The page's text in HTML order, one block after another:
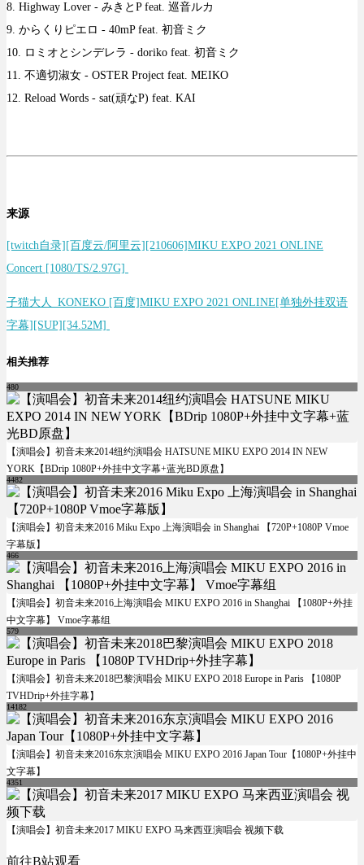
8. Highway Lover - みきとP feat. 巡音ルカ
9. からくりピエロ - 40mP feat. 初音ミク
10. ロミオとシンデレラ - doriko feat. 初音ミク
11. 不適切淑女 - OSTER Project feat. MEIKO
12. Reload Words - sat(頑なP) feat. KAI
来源
[twitch自录][百度云/阿里云][210606]MIKU EXPO 2021 ONLINE
Concert [1080/TS/2.97G]
子猫大人_KONEKO [百度]MIKU EXPO 2021 ONLINE[单独外挂双语
字幕][SUP][34.52M]
相关推荐
480
【演唱会】初音未来2014纽约演唱会 HATSUNE MIKU EXPO 2014 IN NEW
YORK【BDrip 1080P+外挂中文字幕+蓝光BD原盘】
4482
【演唱会】初音未来2016 Miku Expo 上海演唱会 in Shanghai 【720P+1080P Vmoe
字幕版】
466
【演唱会】初音未来2016上海演唱会 MIKU EXPO 2016 in Shanghai 【1080P+外挂
中文字幕】 Vmoe字幕组
579
【演唱会】初音未来2018巴黎演唱会 MIKU EXPO 2018 Europe in Paris 【1080P
TVHDrip+外挂字幕】
14182
【演唱会】初音未来2016东京演唱会 MIKU EXPO 2016 Japan Tour【1080P+外挂中
文字幕】
4351
【演唱会】初音未来2017 MIKU EXPO 马来西亚演唱会 视频下载
前往B站观看